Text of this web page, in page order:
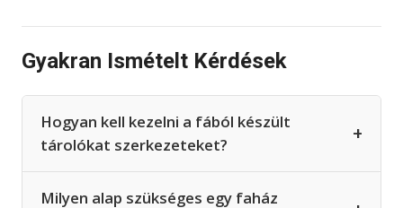
Gyakran Ismételt Kérdések
Hogyan kell kezelni a fából készült
tárolókat szerkezeteket?
+
Milyen alap szükséges egy faház